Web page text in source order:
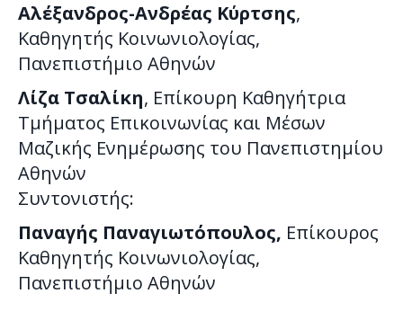
Αλέξανδρος-Ανδρέας Κύρτσης,
Καθηγητής Κοινωνιολογίας,
Πανεπιστήμιο Αθηνών
Λίζα Τσαλίκη, Επίκουρη Καθηγήτρια
Τµήµατος Επικοινωνίας και Μέσων
Μαζικής Ενημέρωσης του Πανεπιστηµίου
Αθηνών
Συντονιστής:
Παναγής Παναγιωτόπουλος, Επίκουρος
Καθηγητής Κοινωνιολογίας,
Πανεπιστήμιο Αθηνών